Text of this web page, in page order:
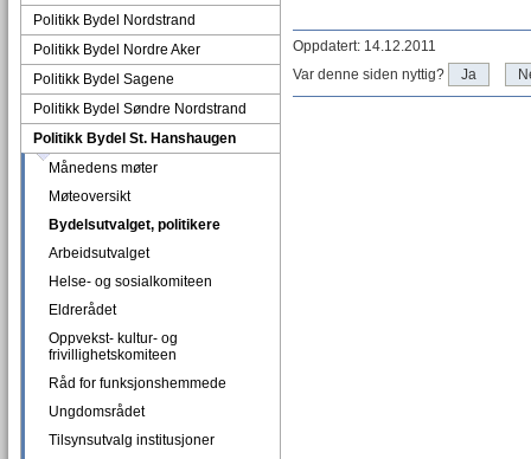
Politikk Bydel Nordstrand
Politikk Bydel Nordre Aker
Politikk Bydel Sagene
Politikk Bydel Søndre Nordstrand
Politikk Bydel St. Hanshaugen
Månedens møter
Møteoversikt
Bydelsutvalget, politikere
Arbeidsutvalget
Helse- og sosialkomiteen
Eldrerådet
Oppvekst- kultur- og
frivillighetskomiteen
Råd for funksjonshemmede
Ungdomsrådet
Tilsynsutvalg institusjoner
Oppdatert: 14.12.2011
Var denne siden nyttig?
Ja